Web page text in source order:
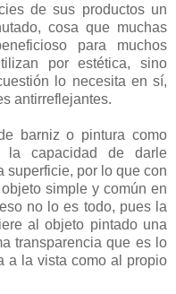
de sus productos un
cosa que muchas
para muchos
por estética, sino
lo necesita en sí,
antirreflejantes.
barniz o pintura como
la capacidad de darle
superficie, por lo que con
simple y común en
no lo es todo, pues la
al objeto pintado una
transparencia que es lo
a la vista como al propio